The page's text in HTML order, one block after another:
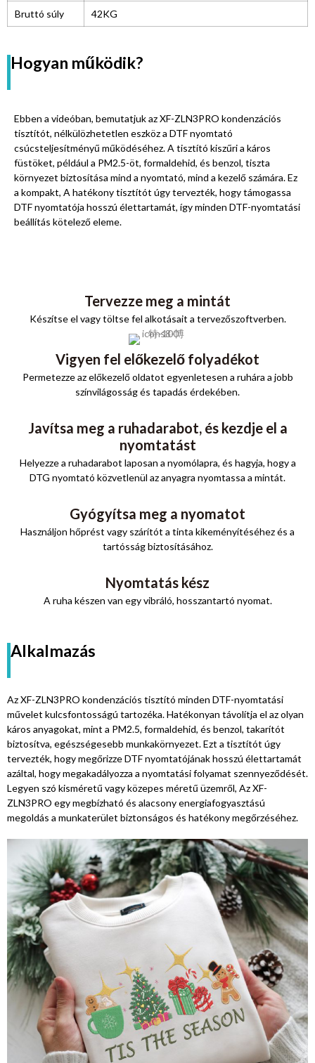
Bruttó súly 42KG
Hogyan működik?
Ebben a videóban, bemutatjuk az XF-ZLN3PRO kondenzációs
tisztítót, nélkülözhetetlen eszköz a DTF nyomtató
csúcsteljesítményű működéséhez. A tisztító kiszűri a káros
füstöket, például a PM2.5-öt, formaldehid, és benzol, tiszta
környezet biztosítása mind a nyomtató, mind a kezelő számára. Ez
a kompakt, A hatékony tisztítót úgy tervezték, hogy támogassa
DTF nyomtatója hosszú élettartamát, így minden DTF-nyomtatási
beállítás kötelező eleme.
Tervezze meg a mintát
Készítse el vagy töltse fel alkotásait a tervezőszoftverben.
Vigyen fel előkezelő folyadékot
Permetezze az előkezelő oldatot egyenletesen a ruhára a jobb
színvilágosság és tapadás érdekében.
Javítsa meg a ruhadarabot, és kezdje el a
nyomtatást
Helyezze a ruhadarabot laposan a nyomólapra, és hagyja, hogy a
DTG nyomtató közvetlenül az anyagra nyomtassa a mintát.
Gyógyítsa meg a nyomatot
Használjon hőprést vagy szárítót a tinta kikeményítéséhez és a
tartósság biztosításához.
Nyomtatás kész
A ruha készen van egy vibráló, hosszantartó nyomat.
Alkalmazás
Az XF-ZLN3PRO kondenzációs tisztító minden DTF-nyomtatási
művelet kulcsfontosságú tartozéka. Hatékonyan távolítja el az olyan
káros anyagokat, mint a PM2.5, formaldehid, és benzol, takarítót
biztosítva, egészségesebb munkakörnyezet. Ezt a tisztítót úgy
tervezték, hogy megőrizze DTF nyomtatójának hosszú élettartamát
azáltal, hogy megakadályozza a nyomtatási folyamat szennyeződését.
Legyen szó kisméretű vagy közepes méretű üzemről, Az XF-
ZLN3PRO egy megbízható és alacsony energiafogyasztású
megoldás a munkaterület biztonságos és hatékony megőrzéséhez.